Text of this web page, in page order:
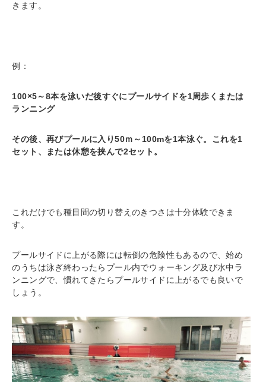
きます。
例：
100×5～8本を泳いだ後すぐにプールサイドを1周歩くまたは
ランニング
その後、再びプールに入り50ｍ～100mを1本泳ぐ。これを1
セット、または休憩を挟んで2セット。
これだけでも種目間の切り替えのきつさは十分体験できま
す。
プールサイドに上がる際には転倒の危険性もあるので、始め
のうちは泳ぎ終わったらプール内でウォーキング及び水中ラ
ンニングで、慣れてきたらプールサイドに上がるでも良いで
しょう。